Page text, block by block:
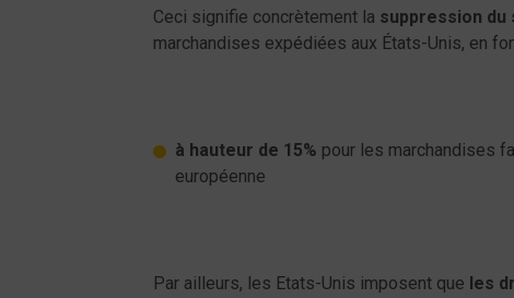
Ceci signifie concrètement la suppression du
marchandises expédiées aux États-Unis, en
à hauteur de 15% pour les marchandises
européenne
Par ailleurs, les Etats-Unis imposent que les